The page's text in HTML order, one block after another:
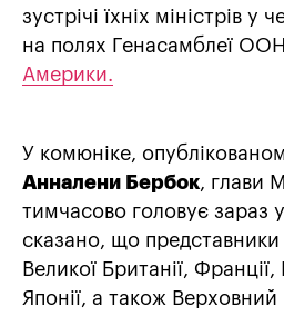
зустрічі їхніх міністрів
на полях Генасамблеї
Америки.
У комюніке,
Анналени Бербок, глави
тимчасово головує зараз у
сказано, що
Великої Британії, Франції,
Японії, а також Верховний